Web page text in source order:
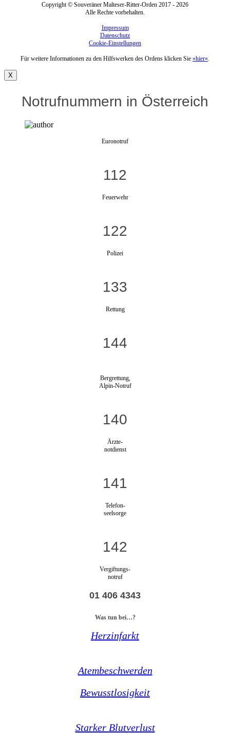
Copyright © Souveräner Malteser-Ritter-Orden 2017 - 2026
Alle Rechte vorbehalten.
Impressum
Datenschutz
Cookie-Einstellungen
Für weitere Informationen zu den Hilfswerken des Ordens klicken Sie »hier«
X
Notrufnummern in Österreich
Euronotruf
112
Feuerwehr
122
Polizei
133
Rettung
144
Bergrettung,
Alpin-Notruf
140
Ärzte-
notdienst
141
Telefon-
seelsorge
142
Vergiftungs-
notruf
01 406 4343
Was tun bei…?
Herzinfarkt
Atembeschwerden
Bewusstlosigkeit
Starker Blutverlust